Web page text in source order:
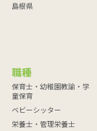
島根県
職種
保育士・幼稚園教諭・学
童保育
ベビーシッター
栄養士・管理栄養士